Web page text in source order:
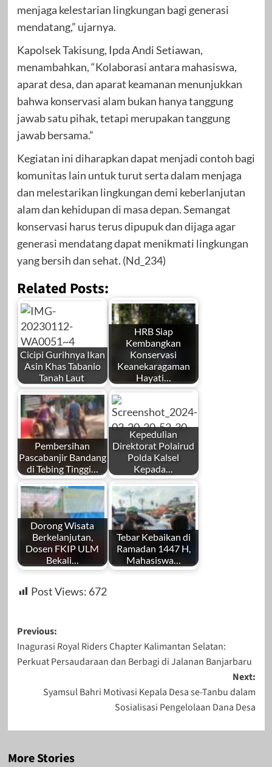
menjaga kelestarian lingkungan bagi generasi
mendatang,” ujarnya.
Kapolsek Takisung, Ipda Andi Setiawan,
menambahkan, “Kolaborasi antara mahasiswa,
aparat desa, dan aparat keamanan menunjukkan
bahwa konservasi alam bukan hanya tanggung
jawab satu pihak, tetapi merupakan tanggung
jawab bersama.”
Kegiatan ini diharapkan dapat menjadi contoh bagi
komunitas lain untuk turut serta dalam menjaga
dan melestarikan lingkungan demi keberlanjutan
alam dan kehidupan di masa depan. Semangat
konservasi harus terus dipupuk dan dijaga agar
generasi mendatang dapat menikmati lingkungan
yang bersih dan sehat. (Nd_234)
Related Posts:
Cicipi Gurihnya Ikan
Asin Khas Tabanio
Tanah Laut
HRB Siap
Kembangkan
Konservasi
Keanekaragaman
Hayati…
Pembersihan
Pascabanjir Bandang
di Tebing Tinggi…
Kepedulian
Direktorat Polairud
Polda Kalsel
Kepada…
Dorong Wisata
Berkelanjutan,
Dosen FKIP ULM
Bekali…
Tebar Kebaikan di
Ramadan 1447 H,
Mahasiswa…
Post Views: 672
Post
navigation
Previous:
Inagurasi Royal Riders Chapter Kalimantan Selatan:
Perkuat Persaudaraan dan Berbagi di Jalanan Banjarbaru
Next:
Syamsul Bahri Motivasi Kepala Desa se-Tanbu dalam
Sosialisasi Pengelolaan Dana Desa
More Stories